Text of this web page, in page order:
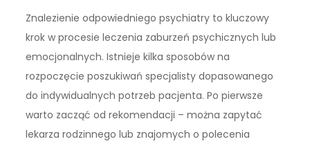
Znalezienie odpowiedniego psychiatry to kluczowy
krok w procesie leczenia zaburzeń psychicznych lub
emocjonalnych. Istnieje kilka sposobów na
rozpoczęcie poszukiwań specjalisty dopasowanego
do indywidualnych potrzeb pacjenta. Po pierwsze
warto zacząć od rekomendacji – można zapytać
lekarza rodzinnego lub znajomych o polecenia